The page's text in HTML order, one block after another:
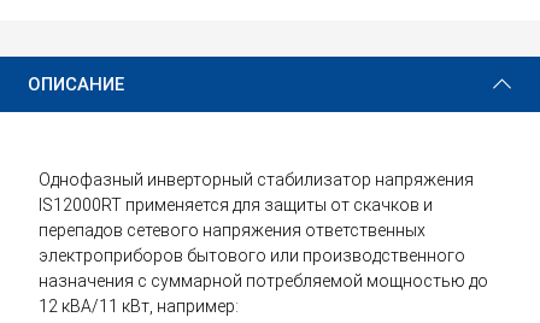
125 230 ₽ Купить
ОПИСАНИЕ
Однофазный инверторный стабилизатор напряжения
IS12000RT применяется для защиты от скачков и
перепадов сетевого напряжения ответственных
электроприборов бытового или производственного
назначения с суммарной потребляемой мощностью до
12 кВА/11 кВт, например: